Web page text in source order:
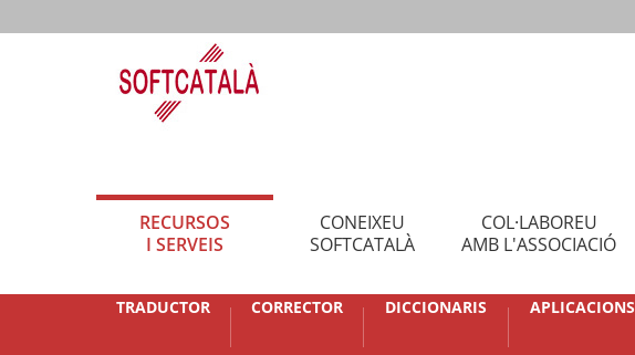
RECURSOS
I SERVEIS
CONEIXEU
SOFTCATALÀ
COL·LABOREU
AMB L'ASSOCIACIÓ
TRADUCTOR CORRECTOR DICCIONARIS APLICACIONS